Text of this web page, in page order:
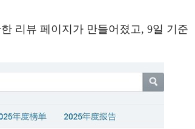
리뷰 페이지가 만들어졌고, 9일 기준